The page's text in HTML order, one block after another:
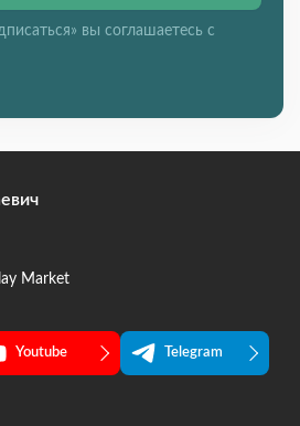
вы соглашаетесь с
Youtube Telegram